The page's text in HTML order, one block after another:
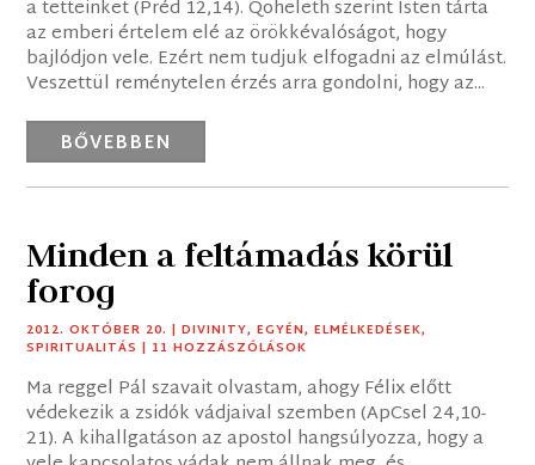
a tetteinket (Préd 12,14). Qoheleth szerint Isten tárta
az emberi értelem elé az örökkévalóságot, hogy
bajlódjon vele. Ezért nem tudjuk elfogadni az elmúlást.
Veszettül reménytelen érzés arra gondolni, hogy az...
BŐVEBBEN
Minden a feltámadás körül
forog
2012. OKTÓBER 20. |DIVINITY,EGYÉN,ELMÉLKEDÉSEK,
SPIRITUALITÁS | 11 HOZZÁSZÓLÁSOK
Ma reggel Pál szavait olvastam, ahogy Félix előtt
védekezik a zsidók vádjaival szemben (ApCsel 24,10-
21). A kihallgatáson az apostol hangsúlyozza, hogy a